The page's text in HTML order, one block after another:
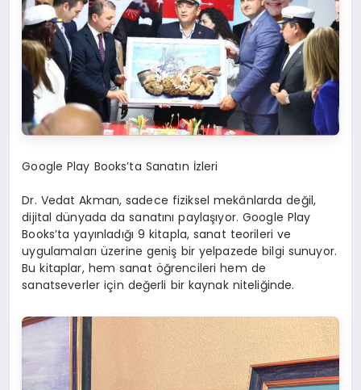
Google Play Books’ta Sanatın İzleri
Dr. Vedat Akman, sadece fiziksel mekânlarda değil,
dijital dünyada da sanatını paylaşıyor. Google Play
Books’ta yayınladığı 9 kitapla, sanat teorileri ve
uygulamaları üzerine geniş bir yelpazede bilgi sunuyor.
Bu kitaplar, hem sanat öğrencileri hem de
sanatseverler için değerli bir kaynak niteliğinde.